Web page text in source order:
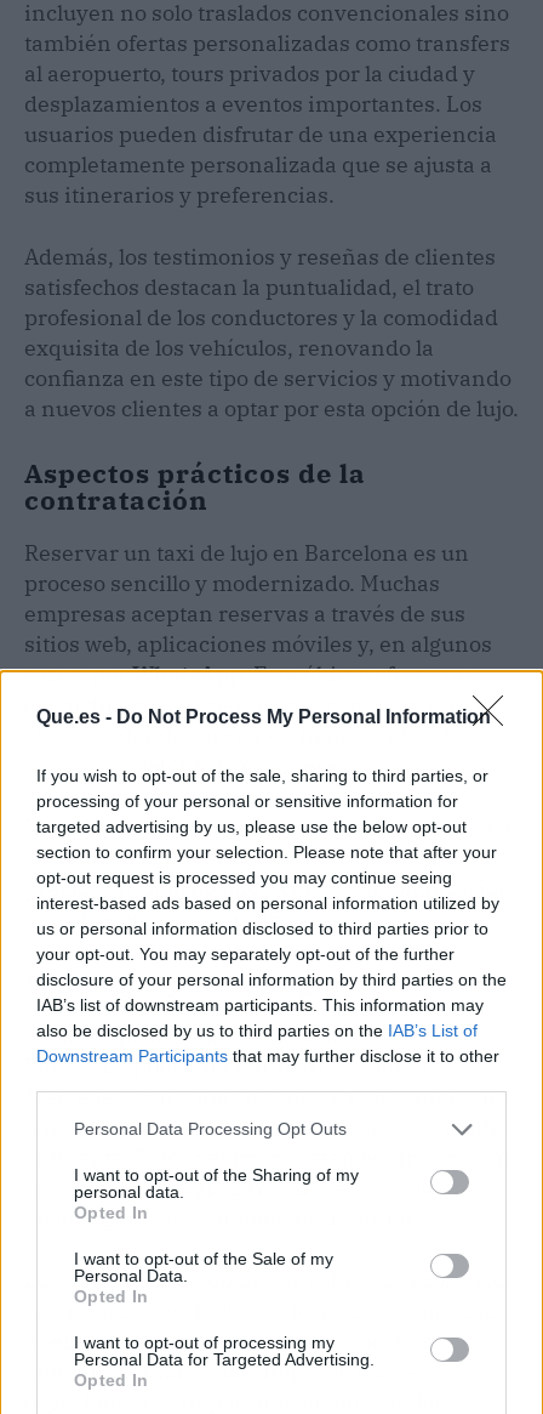
Que.es - Do Not Process My Personal Information
If you wish to opt-out of the sale, sharing to third parties, or
processing of your personal or sensitive information for
targeted advertising by us, please use the below opt-out
section to confirm your selection. Please note that after your
opt-out request is processed you may continue seeing
interest-based ads based on personal information utilized by
us or personal information disclosed to third parties prior to
your opt-out. You may separately opt-out of the further
disclosure of your personal information by third parties on the
IAB’s list of downstream participants. This information may
also be disclosed by us to third parties on the IAB’s List of
Downstream Participants that may further disclose it to other
Personal Data Processing Opt Outs
I want to opt-out of the Sharing of my
personal data.
Opted In
I want to opt-out of the Sale of my
Personal Data.
Opted In
I want to opt-out of processing my
Personal Data for Targeted Advertising.
Opted In
incluyen no solo traslados convencionales sino
también ofertas personalizadas como transfers
al aeropuerto, tours privados por la ciudad y
desplazamientos a eventos importantes. Los
usuarios pueden disfrutar de una experiencia
completamente personalizada que se ajusta a
sus itinerarios y preferencias.
Además, los testimonios y reseñas de clientes
satisfechos destacan la puntualidad, el trato
profesional de los conductores y la comodidad
exquisita de los vehículos, renovando la
confianza en este tipo de servicios y motivando
a nuevos clientes a optar por esta opción de lujo.
Aspectos prácticos de la
contratación
Reservar un taxi de lujo en Barcelona es un
proceso sencillo y modernizado. Muchas
empresas aceptan reservas a través de sus
sitios web, aplicaciones móviles y, en algunos
casos, porWhatsApp. Este último ofrece un
canal directo y eficiente para comunicarse con
el proveedor de servicios sin necesidad de
llamadas telefónicas ni esperas.
La tarifa de untaxi de lujo puede ser superior a
la de un taxi convencional, pero justifica su
precio con cada detalle y con la personalización
que ofrecen estos servicios exclusivos.
Vehículos y tecnología
La flota típica de un servicio de taxis de lujo en
Barcelona puede incluir marcas como Tesla y
Mercedes, conocidas no solo por su confort sino
también por su rendimiento y respeto al medio
la última tecnología para ofrecer no solo un
viaje seguro sino también entretenido.
Los beneficios de optar por vehículos ecológicos
son numerosos, incluyendo la reducción de la
huella de carbono y la contribución a un
ambiente urbano más limpio, lo cual es